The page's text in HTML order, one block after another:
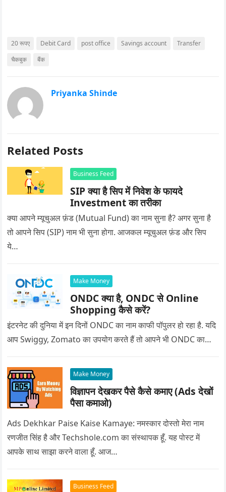
20 रूपए Debit Card post office Savings account
Transfer
चैकबुक
बैंक
Priyanka Shinde
Related Posts
Business Feed
SIP क्या है सिप में निवेश के फायदे
Investment का तरीका
क्या आपने म्यूचुअल फ़ंड (Mutual Fund) का नाम सुना है? अगर सुना है
तो आपने सिप (SIP) नाम भी सुना होगा. आजकल म्यूचुअल फ़ंड और सिप
ये…
Make Money
ONDC क्या है, ONDC से Online
Shopping कैसे करें?
इंटरनेट की दुनिया में इन दिनों ONDC का नाम काफी पॉपुलर हो रहा है. यदि
आप Swiggy, Zomato का उपयोग करते हैं तो आपने भी ONDC का…
Make Money
विज्ञापन देखकर पैसे कैसे कमाए (Ads देखों
पैसा कमाओ)
Ads Dekhkar Paise Kaise Kamaye: नमस्कार दोस्तो मेरा नाम
रणजीत सिंह है और Techshole.com का संस्थापक हूँ. यह पोस्ट में
आपके साथ साझा करने वाला हूँ. आज…
Business Feed